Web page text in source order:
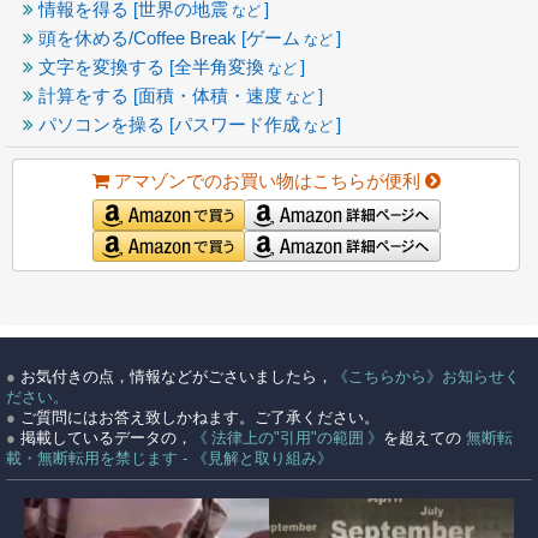
情報を得る [世界の地震 など ]
頭を休める/Coffee Break [ゲーム など ]
文字を変換する [全半角変換 など ]
計算をする [面積・体積・速度 など ]
パソコンを操る [パスワード作成 など ]
アマゾンでのお買い物はこちらが便利
● お気付きの点，情報などがごさいましたら，
《こちらから》お知らせく
ださい。
● ご質問にはお答え致しかねます。ご了承ください。
● 掲載しているデータの， 《 法律上の"引用"の範囲 》 を超えての 無断転
載・無断転用を禁じます - 《見解と取り組み》